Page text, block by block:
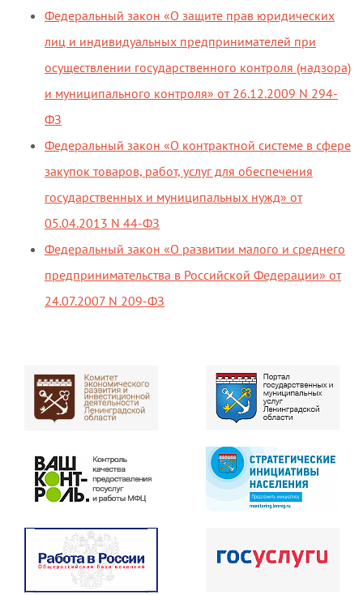
Федеральный закон «О защите прав юридических
лиц и индивидуальных предпринимателей при
осуществлении государственного контроля (надзора)
и муниципального контроля» от 26.12.2009 N 294-
ФЗ
Федеральный закон «О контрактной системе в сфере
закупок товаров, работ, услуг для обеспечения
государственных и муниципальных нужд» от
05.04.2013 N 44-ФЗ
Федеральный закон «О развитии малого и среднего
предпринимательства в Российской Федерации» от
24.07.2007 N 209-ФЗ